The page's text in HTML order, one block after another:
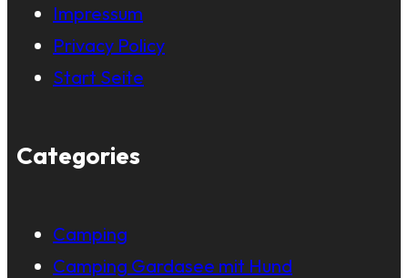
Impressum
Privacy Policy
Start Seite
Categories
Camping
Camping Gardasee mit Hund